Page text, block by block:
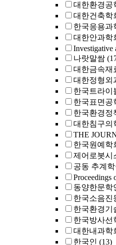
대한환경공
대한건축학
한국응용과
대한안과학
나랏말쌈
대한금속재
대한정형외
한국트라이
한국표면공
한국환경정
대한침구의
THE
한국원예학
제어로봇시
공동 추계
Proceedings
동양한문학
한국소음진
한국환경기
한국방사선
대한내과학
한국인 (13)